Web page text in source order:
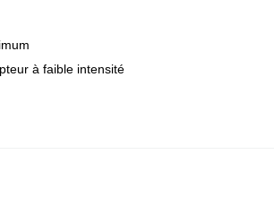
à faible intensité